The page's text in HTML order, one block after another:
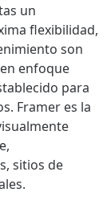
un
flexibilidad,
son
enfoque
para
Framer es la
sitios de